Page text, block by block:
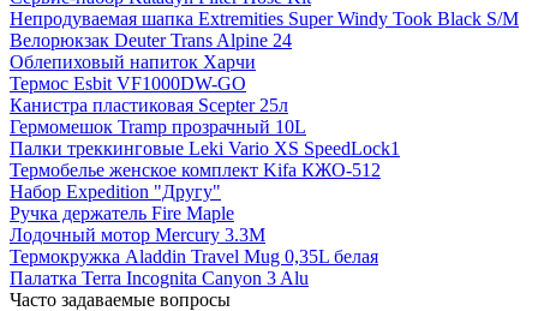
Непродуваемая шапка Extremities Super Windy Took Black S/M
Велорюкзак Deuter Trans Alpine 24
Облепиховый напиток Харчи
Термос Esbit VF1000DW-GO
Канистра пластиковая Scepter 25л
Гермомешок Tramp прозрачный 10L
Палки треккинговые Leki Vario XS SpeedLock1
Термобелье женское комплект Kifa КЖО-512
Набор Expedition "Другу"
Ручка держатель Fire Maple
Лодочный мотор Mercury 3.3M
Термокружка Aladdin Travel Mug 0,35L белая
Палатка Terra Incognita Canyon 3 Alu
Часто задаваемые вопросы